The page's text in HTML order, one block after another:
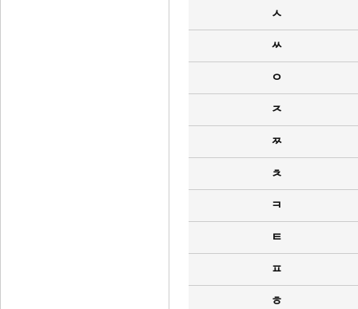
ㅅ
ㅆ
ㅇ
ㅈ
ㅉ
ㅊ
ㅋ
ㅌ
ㅍ
ㅎ